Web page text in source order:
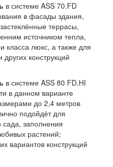
в системе ASS 70.FD
в фасады здания,
террасы,
источником тепла,
класса люкс, а также для
конструкций
в системе ASS 80 FD.HI
в данном варианте
до 2,4 метров
подойдёт для
сада, заполнения
растений;
вариантов конструкций